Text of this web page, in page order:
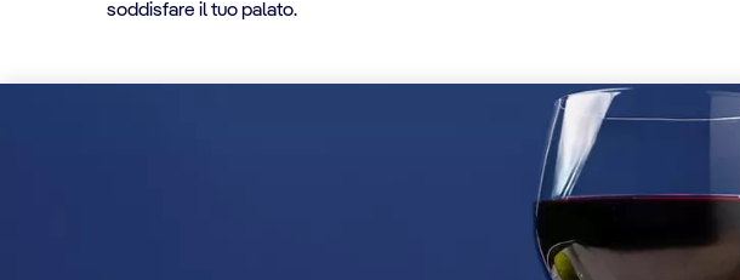
soddisfare il tuo palato.